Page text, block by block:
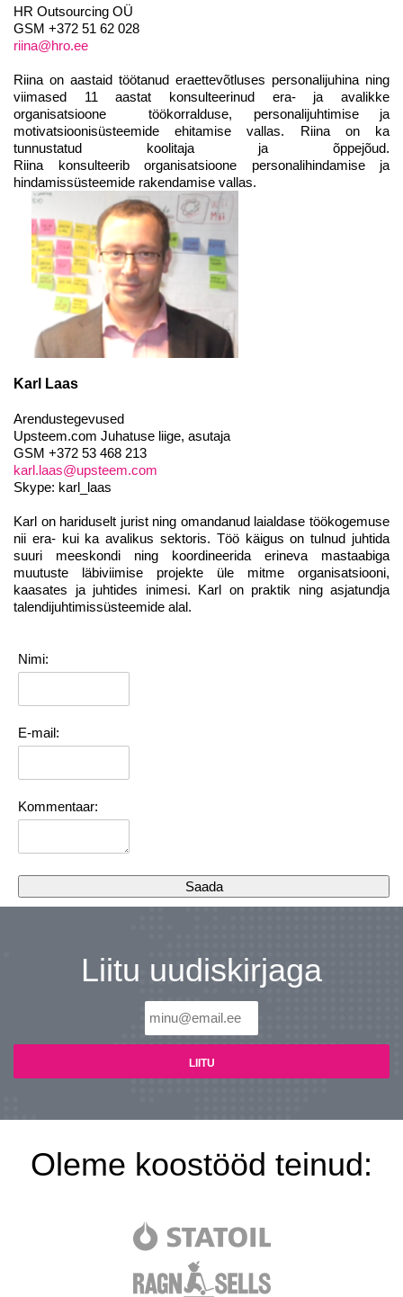
HR Outsourcing OÜ
GSM +372 51 62 028
riina@hro.ee
Riina on aastaid töötanud eraettevõtluses personalijuhina ning
viimased 11 aastat konsulteerinud era- ja avalikke
organisatsioone töökorralduse, personalijuhtimise ja
motivatsioonisüsteemide ehitamise vallas. Riina on ka
tunnustatud koolitaja ja õppejõud.
Riina konsulteerib organisatsioone personalihindamise ja
hindamissüsteemide rakendamise vallas.
Karl Laas
Arendustegevused
Upsteem.com Juhatuse liige, asutaja
GSM +372 53 468 213
karl.laas@upsteem.com
Skype: karl_laas
Karl on hariduselt jurist ning omandanud laialdase töökogemuse
nii era- kui ka avalikus sektoris. Töö käigus on tulnud juhtida
suuri meeskondi ning koordineerida erineva mastaabiga
muutuste läbiviimise projekte üle mitme organisatsiooni,
kaasates ja juhtides inimesi. Karl on praktik ning asjatundja
talendijuhtimissüsteemide alal.
Nimi:
E-mail:
Kommentaar:
Liitu uudiskirjaga
Oleme koostööd teinud: